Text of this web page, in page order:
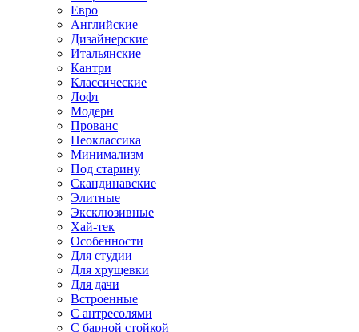
Евро
Английские
Дизайнерские
Итальянские
Кантри
Классические
Лофт
Модерн
Прованс
Неоклассика
Минимализм
Под старину
Скандинавские
Элитные
Эксклюзивные
Хай-тек
Особенности
Для студии
Для хрущевки
Для дачи
Встроенные
С антресолями
С барной стойкой